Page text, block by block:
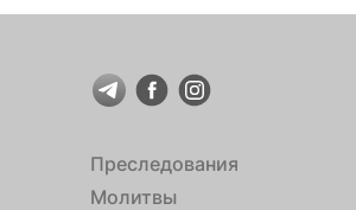
Преследования
Молитвы